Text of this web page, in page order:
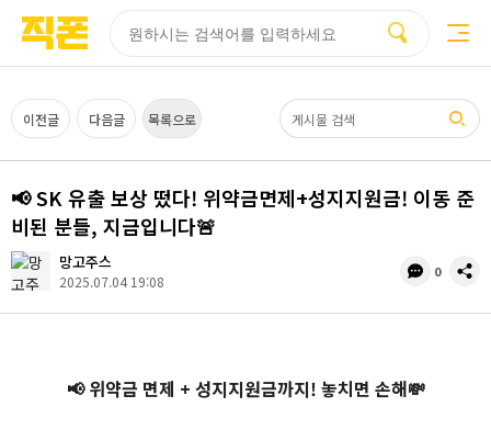
이전글 다음글 목록으로
📢 SK 유출 보상 떴다! 위약금면제+성지지원금! 이동 준
비된 분들, 지금입니다🚨
망고주스
2025.07.04 19:08
댓
수
0
공
📢 위약금 면제 + 성지지원금까지! 놓치면 손해💸
페이지
페이지
페이지
페이지